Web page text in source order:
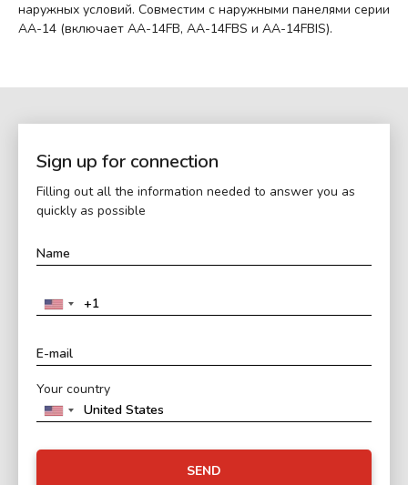
наружных условий. Совместим с наружными панелями серии
AA-14 (включает AA-14FB, AA-14FBS и AA-14FBIS).
Sign up for connection
Filling out all the information needed to answer you as
quickly as possible
Your country
SEND